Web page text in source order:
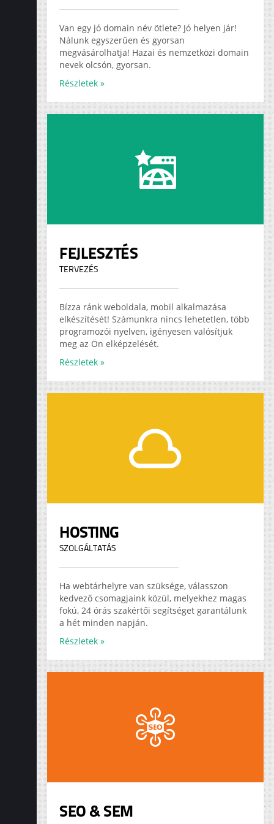
Van egy jó domain név ötlete? Jó helyen jár!
Nálunk egyszerűen és gyorsan
megvásárolhatja! Hazai és nemzetközi domain
nevek olcsón, gyorsan.
Részletek »
FEJLESZTÉS
TERVEZÉS
Bízza ránk weboldala, mobil alkalmazása
elkészítését! Számunkra nincs lehetetlen, több
programozói nyelven, igényesen valósítjuk
meg az Ön elképzelését.
Részletek »
HOSTING
SZOLGÁLTATÁS
Ha webtárhelyre van szüksége, válasszon
kedvező csomagjaink közül, melyekhez magas
fokú, 24 órás szakértői segítséget garantálunk
a hét minden napján.
Részletek »
SEO & SEM